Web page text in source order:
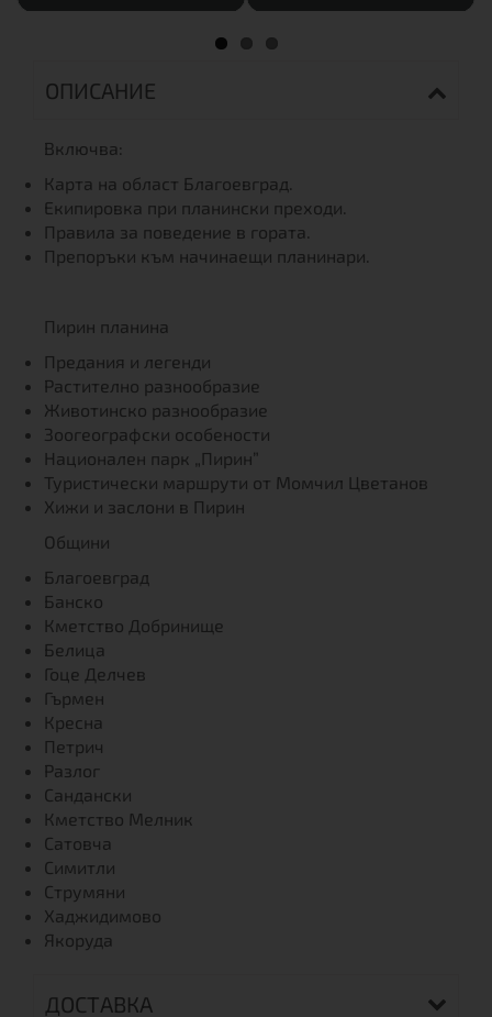
ОПИСАНИЕ
Включва:
Карта на област Благоевград.
Екипировка при планински преходи.
Правила за поведение в гората.
Препоръки към начинаещи планинари.
Пирин планина
Предания и легенди
Растително разнообразие
Животинско разнообразие
Зоогеографски особености
Национален парк „Пирин”
Туристически маршрути от Момчил Цветанов
Хижи и заслони в Пирин
Общини
Благоевград
Банско
Кметство Добринище
Белица
Гоце Делчев
Гърмен
Кресна
Петрич
Разлог
Сандански
Кметство Мелник
Сатовча
Симитли
Струмяни
Хаджидимово
Якоруда
ДОСТАВКА